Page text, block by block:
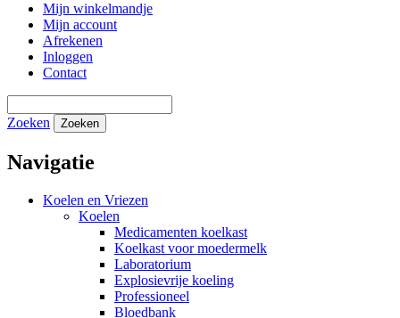
Mijn winkelmandje
Mijn account
Afrekenen
Inloggen
Contact
Zoeken Zoeken
Navigatie
Koelen en Vriezen
Koelen
Medicamenten koelkast
Koelkast voor moedermelk
Laboratorium
Explosievrije koeling
Professioneel
Bloedbank